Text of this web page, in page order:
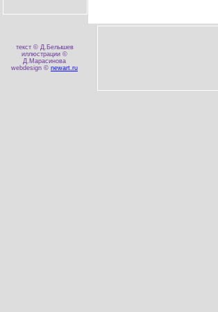
текст © Д.Белышев
иллюстрации ©
Д.Марасинова
webdesign © newart.ru